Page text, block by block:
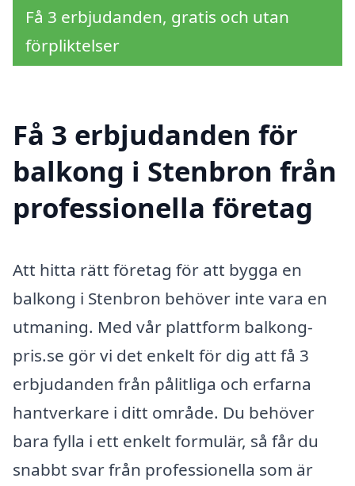
Få 3 erbjudanden, gratis och utan
förpliktelser
Få 3 erbjudanden för
balkong i Stenbron från
professionella företag
Att hitta rätt företag för att bygga en
balkong i Stenbron behöver inte vara en
utmaning. Med vår plattform balkong-
pris.se gör vi det enkelt för dig att få 3
erbjudanden från pålitliga och erfarna
hantverkare i ditt område. Du behöver
bara fylla i ett enkelt formulär, så får du
snabbt svar från professionella som är